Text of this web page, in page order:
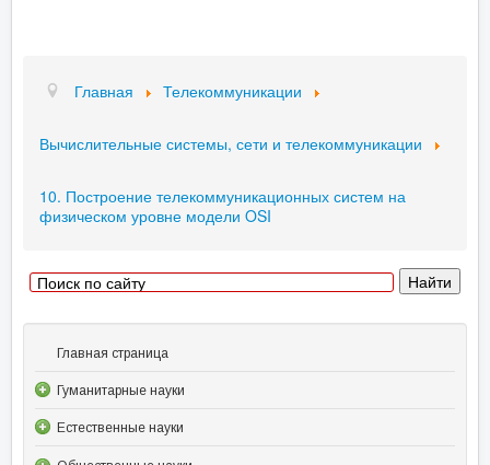
Главная Телекоммуникации
Вычислительные системы, сети и телекоммуникации
10. Построение телекоммуникационных систем на
физическом уровне модели OSI
Главная страница
Гуманитарные науки
Естественные науки